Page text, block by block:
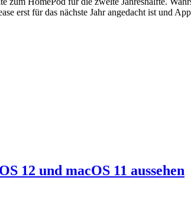
erst für das nächste Jahr angedacht ist und
12 und macOS 11 aussehen